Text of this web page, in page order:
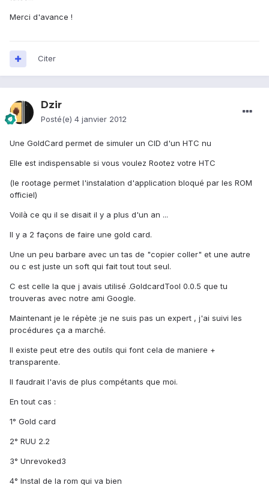
Merci d'avance !
Citer
Dzir
Posté(e) 4 janvier 2012
Une GoldCard permet de simuler un CID d'un HTC nu
Elle est indispensable si vous voulez Rootez votre HTC
(le rootage permet l'instalation d'application bloqué par les ROM
officiel)
Voilà ce qu il se disait il y a plus d'un an ...
Il y a 2 façons de faire une gold card.
Une un peu barbare avec un tas de "copier coller" et une autre
ou c est juste un soft qui fait tout tout seul.
C est celle la que j avais utilisé .GoldcardTool 0.0.5 que tu
trouveras avec notre ami Google.
Maintenant je le répète ;je ne suis pas un expert , j'ai suivi les
procédures ça a marché.
Il existe peut etre des outils qui font cela de maniere +
transparente.
Il faudrait l'avis de plus compétants que moi.
En tout cas :
1° Gold card
2° RUU 2.2
3° Unrevoked3
4° Instal de la rom qui va bien